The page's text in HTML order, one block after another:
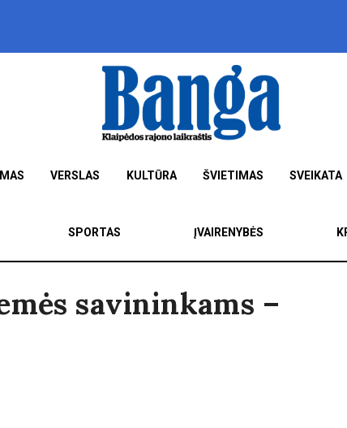
VERSLAS KULTŪRA ŠVIETIMAS SVEIKATA
SPORTAS ĮVAIRENYBĖS
savininkams –